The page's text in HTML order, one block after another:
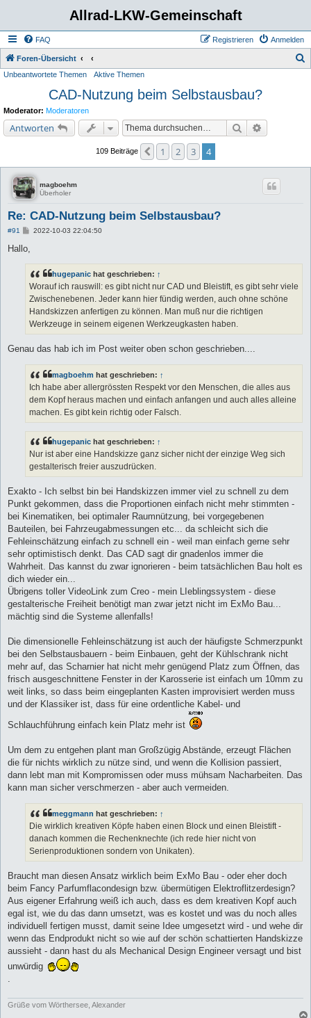
Allrad-LKW-Gemeinschaft
FAQ Anmelden
Registrieren
Foren-Übersicht
Unbeantwortete Themen Aktive Themen
CAD-Nutzung beim Selbstausbau?
Moderator: Moderatoren
Antworten Suche
109 Beiträge Vorherige
1 2 3 4
magboehm
Überholer
Re: CAD-Nutzung beim Selbstausbau?
#91
B
r
a
g
2022-10-03 22:04:50
Hallo,
hugepanic hat geschrieben: ↑
Worauf ich rauswill: es gibt nicht nur CAD und Bleistift, es gibt sehr viele
Zwischenebenen. Jeder kann hier fündig werden, auch ohne schöne
Handskizzen anfertigen zu können. Man muß nur die richtigen
Werkzeuge in seinem eigenen Werkzeugkasten haben.
Genau das hab ich im Post weiter oben schon geschrieben....
magboehm hat geschrieben: ↑
Ich habe aber allergrössten Respekt vor den Menschen, die alles aus
dem Kopf heraus machen und einfach anfangen und auch alles alleine
machen. Es gibt kein richtig oder Falsch.
hugepanic hat geschrieben: ↑
Nur ist aber eine Handskizze ganz sicher nicht der einzige Weg sich
gestalterisch freier auszudrücken.
Exakto - Ich selbst bin bei Handskizzen immer viel zu schnell zu dem
Punkt gekommen, dass die Proportionen einfach nicht mehr stimmten -
bei Kinematiken, bei optimaler Raumnützung, bei vorgegebenen
Bauteilen, bei Fahrzeugabmessungen etc... da schleicht sich die
Fehleinschätzung einfach zu schnell ein - weil man einfach gerne sehr
sehr optimistisch denkt. Das CAD sagt dir gnadenlos immer die
Wahrheit. Das kannst du zwar ignorieren - beim tatsächlichen Bau holt es
dich wieder ein...
Übrigens toller VideoLink zum Creo - mein LIeblingssystem - diese
gestalterische Freiheit benötigt man zwar jetzt nicht im ExMo Bau...
mächtig sind die Systeme allenfalls!
Die dimensionelle Fehleinschätzung ist auch der häufigste Schmerzpunkt
bei den Selbstausbauern - beim Einbauen, geht der Kühlschrank nicht
mehr auf, das Scharnier hat nicht mehr genügend Platz zum Öffnen, das
frisch ausgeschnittene Fenster in der Karosserie ist einfach um 10mm zu
weit links, so dass beim eingeplanten Kasten improvisiert werden muss
und der Klassiker ist, dass für eine ordentliche Kabel- und
Schlauchführung einfach kein Platz mehr ist
Um dem zu entgehen plant man Großzügig Abstände, erzeugt Flächen
die für nichts wirklich zu nütze sind, und wenn die Kollision passiert,
dann lebt man mit Kompromissen oder muss mühsam Nacharbeiten. Das
kann man sicher verschmerzen - aber auch vermeiden.
meggmann hat geschrieben: ↑
Die wirklich kreativen Köpfe haben einen Block und einen Bleistift -
danach kommen die Rechenknechte (ich rede hier nicht von
Serienproduktionen sondern von Unikaten).
Braucht man diesen Ansatz wirklich beim ExMo Bau - oder eher doch
beim Fancy Parfumflacondesign bzw. übermütigen Elektroflitzerdesign?
Aus eigener Erfahrung weiß ich auch, dass es dem kreativen Kopf auch
egal ist, wie du das dann umsetzt, was es kostet und was du noch alles
individuell fertigen musst, damit seine Idee umgesetzt wird - und wehe dir
wenn das Endprodukt nicht so wie auf der schön schattierten Handskizze
aussieht - dann hast du als Mechanical Design Engineer versagt und bist
unwürdig
.
Grüße vom Wörthersee, Alexander